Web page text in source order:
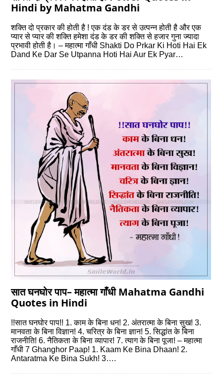
Hindi by Mahatma Gandhi
शक्ति दो प्रकार की होती है ! एक दंड के डर से उत्पन्न होती है और एक
प्यार से प्यार की शक्ति हमेशा दंड के डर की शक्ति से हजार गुना ज्यादा
प्रभावी होती है। – महात्मा गाँधी Shakti Do Prkar Ki Hoti Hai Ek
Dand Ke Dar Se Utpanna Hoti Hai Aur Ek Pyar…
सात घनघोर पाप– महात्मा गाँधी Mahatma Gandhi
Quotes in Hindi
!!सात घनघोर पाप!! 1. काम के बिना धन! 2. अंतरात्मा के बिना सुख! 3.
मानवता के बिना विज्ञान! 4. चरित्र के बिना ज्ञान! 5. सिद्धांत के बिना
राजनीति! 6. नैतिकता के बिना व्यापार! 7. त्याग के बिना पूजा! – महात्मा
गाँधी 7 Ghanghor Paap! 1. Kaam Ke Bina Dhaan! 2.
Antaratma Ke Bina Sukh! 3….